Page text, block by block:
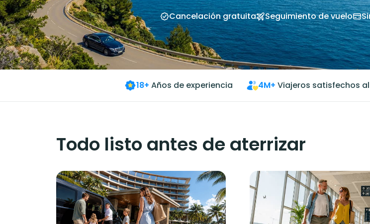
Cancelación gratuita Seguimiento de vuelo
18+ Años de experiencia 4M+ Viajeros satisfechos
Todo listo antes de aterrizar